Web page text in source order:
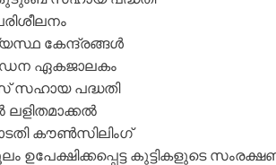
കേന്ദ്രങ്ങൾ
ഏകജാലകം
സഹായ പദ്ധതി
കൗൺസിലിംഗ്
ഉപേക്ഷിക്കപ്പെട്ട കുട്ടികളുടെ